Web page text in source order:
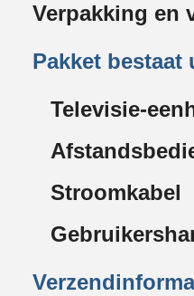
Verpakking en
Pakket bestaat
Televisie-
Stroomkabel